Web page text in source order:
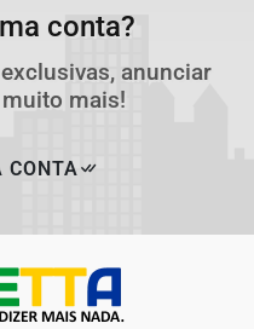
conta?
anunciar
mais!
CONTA